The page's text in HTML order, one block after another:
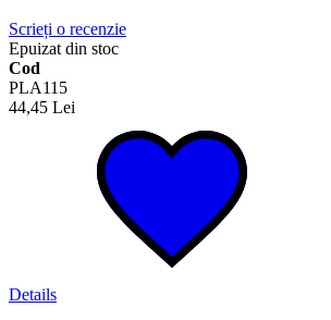
Scrieți o recenzie
Epuizat din stoc
Cod
PLA115
44,45 Lei
Details